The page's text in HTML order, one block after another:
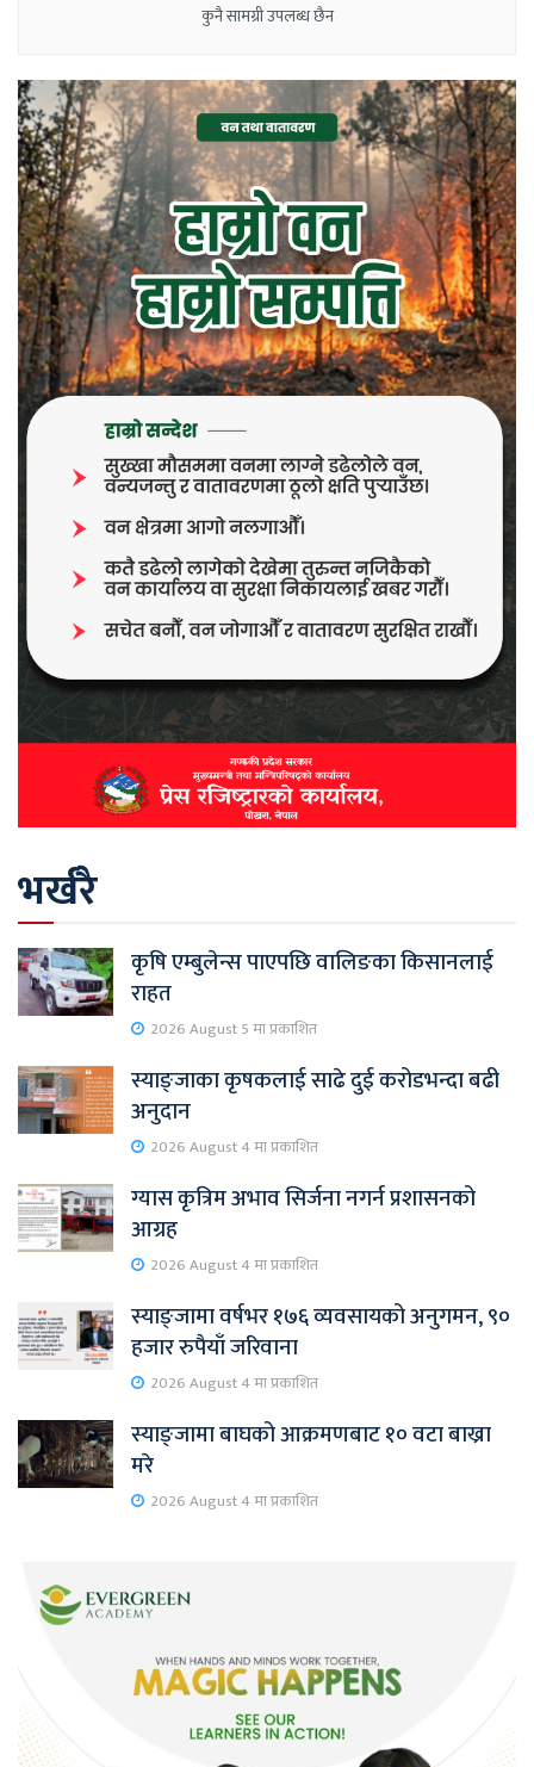
कुनै सामग्री उपलब्ध छैन
भर्खरै
कृषि एम्बुलेन्स पाएपछि वालिङका किसानलाई
राहत
2026 August 5 मा प्रकाशित
स्याङ्जाका कृषकलाई साढे दुई करोडभन्दा बढी
अनुदान
2026 August 4 मा प्रकाशित
ग्यास कृत्रिम अभाव सिर्जना नगर्न प्रशासनको
आग्रह
2026 August 4 मा प्रकाशित
स्याङ्जामा वर्षभर १७६ व्यवसायको अनुगमन, ९०
हजार रुपैयाँ जरिवाना
2026 August 4 मा प्रकाशित
स्याङ्जामा बाघको आक्रमणबाट १० वटा बाख्रा
मरे
2026 August 4 मा प्रकाशित